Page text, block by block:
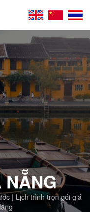
| Lịch trình trọn gói giá